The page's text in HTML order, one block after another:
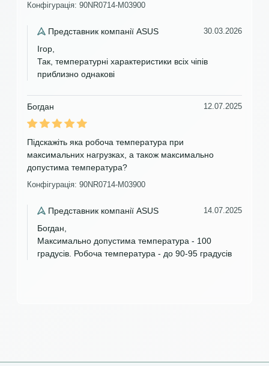
Конфігурація: 90NR0714-M03900
Представник компанії ASUS 30.03.2026
Ігор,
Так, температурні характеристики всіх чіпів
приблизно однакові
Богдан 12.07.2025
Підскажіть яка робоча температура при
максимальних нагрузках, а також максимально
допустима температура?
Конфігурація: 90NR0714-M03900
Представник компанії ASUS 14.07.2025
Богдан,
Максимально допустима температура - 100
градусів. Робоча температура - до 90-95 градусів